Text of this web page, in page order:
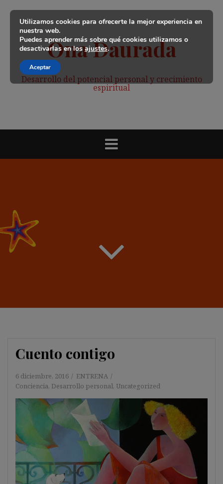
contenido
Ona Daurada
Desarrollo del potencial personal y crecimiento
espiritual
Cuento contigo
6 diciembre, 2016
ENTRENA
Conciencia, Desarrollo personal, Uncategorized
Utilizamos cookies para ofrecerte la mejor experiencia en
nuestra web.
Puedes aprender más sobre qué cookies utilizamos o
desactivarlas en losajustes.
Aceptar